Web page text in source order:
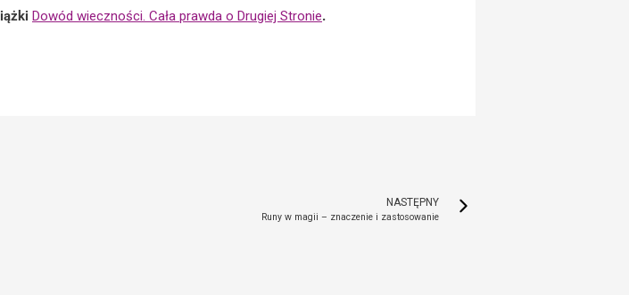
Dowód wieczności. Cała prawda o Drugiej Stronie.
NASTĘPNY
Runy w magii – znaczenie i zastosowanie